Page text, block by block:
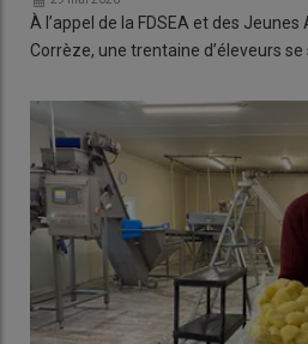
À l’appel de la FDSEA et des
Corrèze, une trentaine d’éleveurs se